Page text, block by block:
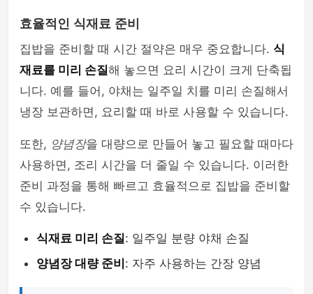
효율적인 식재료 준비
집밥을 준비할 때 시간 절약은 매우 중요합니다. 식
재료를 미리 손질해 놓으면 요리 시간이 크게 단축됩
니다. 예를 들어, 야채는 일주일 치를 미리 손질해서
냉장 보관하면, 요리할 때 바로 사용할 수 있습니다.
또한, 양념장을 대량으로 만들어 놓고 필요할 때마다
사용하면, 조리 시간을 더 줄일 수 있습니다. 이러한
준비 과정을 통해 빠르고 효율적으로 집밥을 준비할
수 있습니다.
식재료 미리 손질: 일주일 분량 야채 손질
양념장 대량 준비 : 자주 사용하는 간장 양념